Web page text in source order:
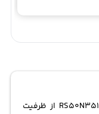
یخچال ساید بای ساید سامسونگ RS50N3513SA از ظرفیت